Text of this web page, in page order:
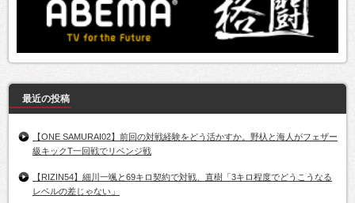
最近の投稿
【ONE SAMURAI02】前回の対戦経験をどう活かすか。野杁と海人がフェザー
級キックT一回戦でリベンジ戦
【RIZIN54】細川一颯と69キロ契約で対戦、直樹「3キロ程度でどうこうなる
レベルの差じゃない」